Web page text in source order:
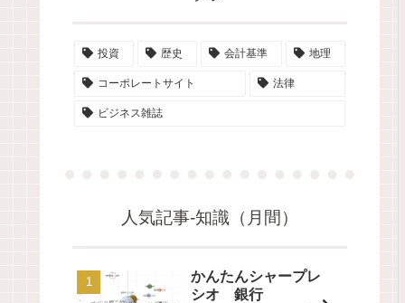
投資 歴史 会計基準 地理
コーポレートサイト 法律
ビジネス雑誌
人気記事-知識（月間）
かんたんシャープレ
シオ 銀行